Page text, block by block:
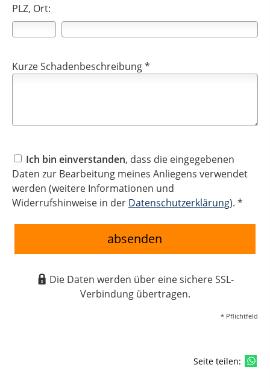
PLZ, Ort:
Kurze Schadenbeschreibung *
Ich bin einverstanden, dass die eingegebenen
Daten zur Bearbeitung meines Anliegens verwendet
werden (weitere Informationen und
Widerrufshinweise in der Datenschutzerklärung). *
absenden
Die Daten werden über eine sichere SSL-
Verbindung übertragen.
* Pflichtfeld
Seite teilen: